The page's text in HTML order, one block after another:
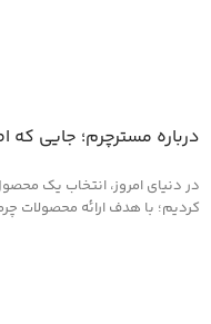
درباره مسترچرم؛ جایی که
در دنیای امروز، انتخاب یک
کردیم؛ با هدف ارائه محصولات